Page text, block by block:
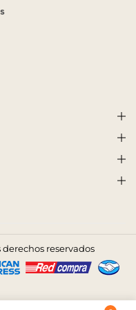
derechos reservados